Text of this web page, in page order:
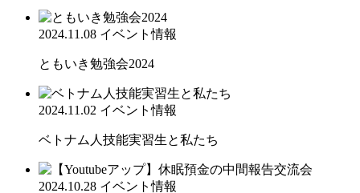
2024.11.08 イベント情報
ともいき勉強会2024
2024.11.02 イベント情報
ベトナム人技能実習生と私たち
2024.10.28 イベント情報